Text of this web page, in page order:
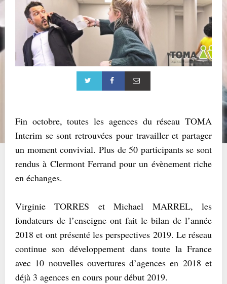
Fin octobre, toutes les agences du réseau TOMA
Interim se sont retrouvées pour travailler et partager
un moment convivial. Plus de 50 participants se sont
rendus à Clermont Ferrand pour un évènement riche
en échanges.
Virginie TORRES et Michael MARREL, les
fondateurs de l’enseigne ont fait le bilan de l’année
2018 et ont présenté les perspectives 2019. Le réseau
continue son développement dans toute la France
avec 10 nouvelles ouvertures d’agences en 2018 et
déjà 3 agences en cours pour début 2019.